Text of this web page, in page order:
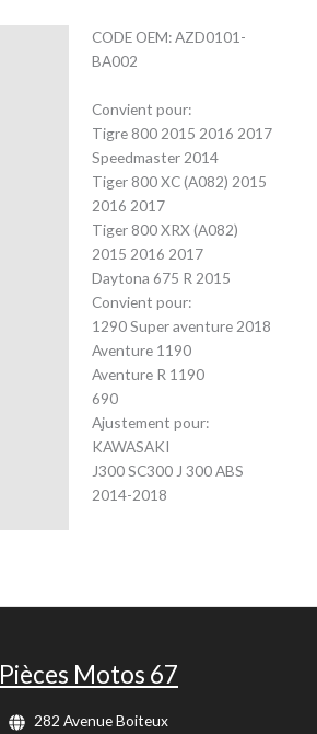
CODE OEM: AZD0101-
BA002
Convient pour:
Tigre 800 2015 2016 2017
Speedmaster 2014
Tiger 800 XC (A082) 2015
2016 2017
Tiger 800 XRX (A082)
2015 2016 2017
Daytona 675 R 2015
Convient pour:
1290 Super aventure 2018
Aventure 1190
Aventure R 1190
690
Ajustement pour:
KAWASAKI
J300 SC300 J 300 ABS
2014-2018
Pièces Motos 67
282 Avenue Boiteux